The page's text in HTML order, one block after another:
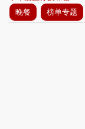
晚餐
榜单专题